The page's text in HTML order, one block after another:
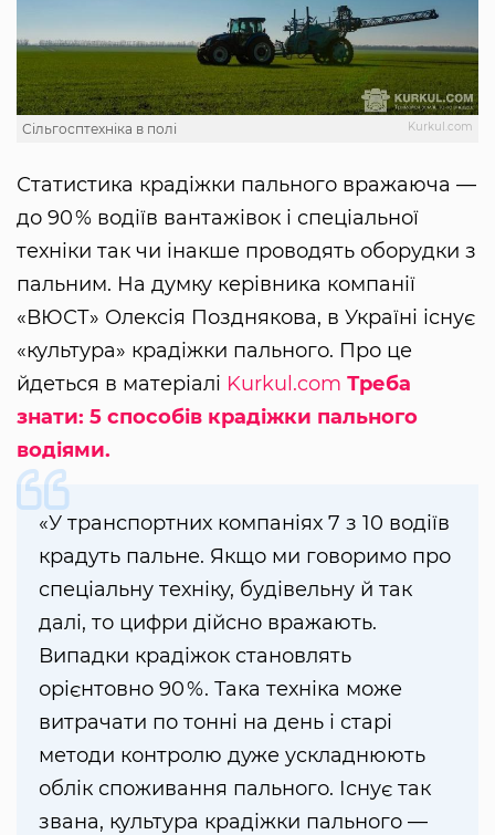
Kurkul.com
Сільгосптехніка в полі
Статистика крадіжки пального вражаюча —
до 90 % водіїв вантажівок і спеціальної
техніки так чи інакше проводять оборудки з
пальним. На думку керівника компанії
«ВЮСТ» Олексія Позднякова, в Україні існує
«культура» крадіжки пального. Про це
йдеться в матеріалі Kurkul.com Треба
знати: 5 способів крадіжки пального
водіями.
«У транспортних компаніях 7 з 10 водіїв
крадуть пальне. Якщо ми говоримо про
спеціальну техніку, будівельну й так
далі, то цифри дійсно вражають.
Випадки крадіжок становлять
орієнтовно 90 %. Така техніка може
витрачати по тонні на день і старі
методи контролю дуже ускладнюють
облік споживання пального. Існує так
звана, культура крадіжки пального —